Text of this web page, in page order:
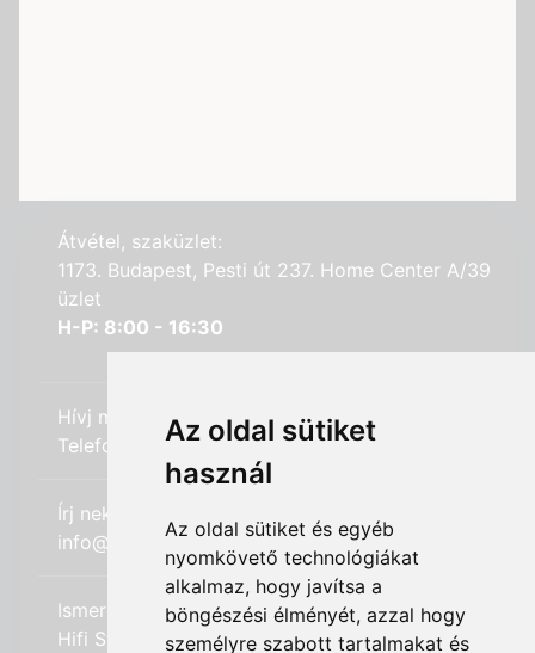
Az oldal sütiket
használ
Az oldal sütiket és egyéb
nyomkövető technológiákat
alkalmaz, hogy javítsa a
böngészési élményét, azzal hogy
személyre szabott tartalmakat és
Átvétel, szaküzlet:
1173. Budapest, Pesti út 237. Home Center A/39
üzlet
H-P: 8:00 - 16:30
Hívj minket:
Telefon: +36 (20) 989-7969
Írj nekünk:
info@hifi-station.hu
Ismerd meg cégünket:
Hifi Station Kft.